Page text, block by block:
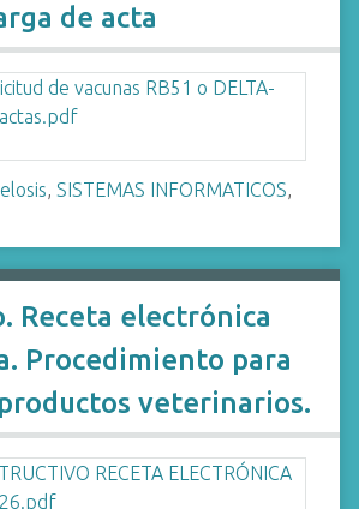
de acta
, SISTEMAS INFORMATICOS,
Receta electrónica
Procedimiento para
veterinarios.